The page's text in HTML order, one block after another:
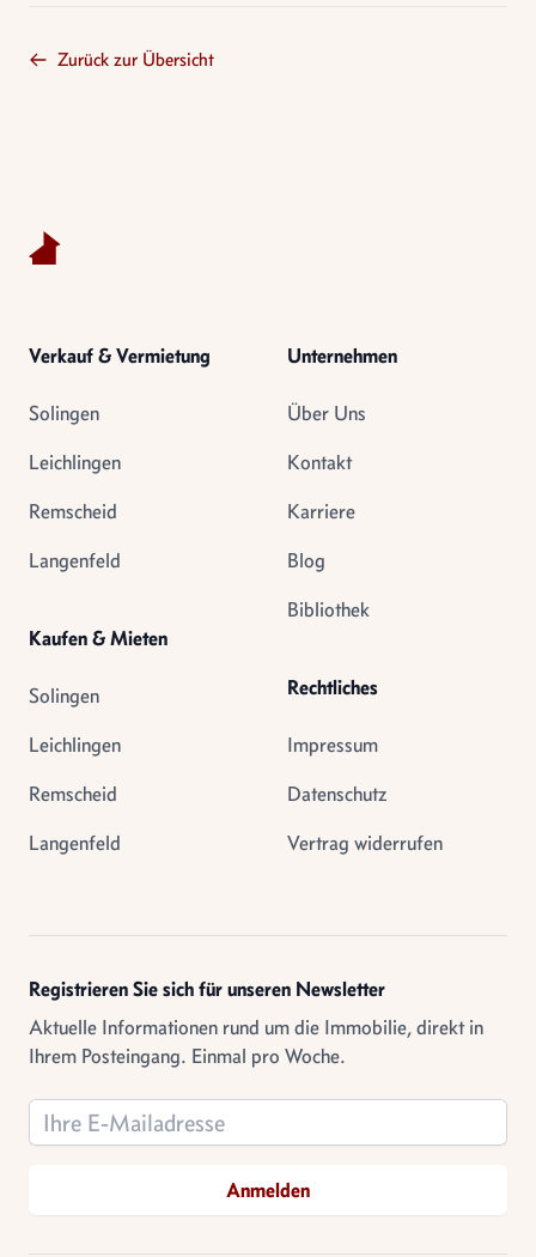
Zurück zur Übersicht
Verkauf & Vermietung
Solingen
Leichlingen
Remscheid
Langenfeld
Kaufen & Mieten
Solingen
Leichlingen
Remscheid
Langenfeld
Unternehmen
Über Uns
Kontakt
Karriere
Blog
Bibliothek
Rechtliches
Impressum
Datenschutz
Vertrag widerrufen
Registrieren Sie sich für unseren Newsletter
Aktuelle Informationen rund um die Immobilie, direkt in
Ihrem Posteingang. Einmal pro Woche.
Email address
Anmelden